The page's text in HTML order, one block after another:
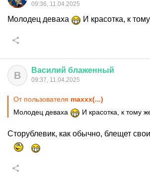
09:36, 11.04.2025
Молодец деваха И красотка, к
В Василий блаженный
09:37, 11.04.2025
От пользователя maxxx(...)
Молодец деваха
И красотка, к тому
Сторублевик, как обычно, блещет